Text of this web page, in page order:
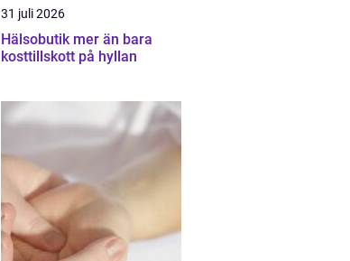
31 juli 2026
Hälsobutik mer än bara
kosttillskott på hyllan